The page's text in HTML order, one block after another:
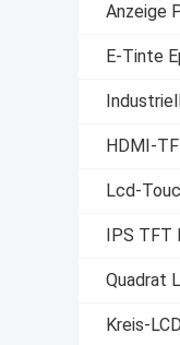
Anzeige
E-Tinte
HDMI-
Lcd-
IPS TFT
Quadrat
Kreis-